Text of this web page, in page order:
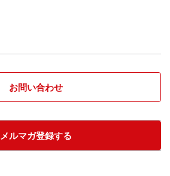
お問い合わせ
メルマガ登録する